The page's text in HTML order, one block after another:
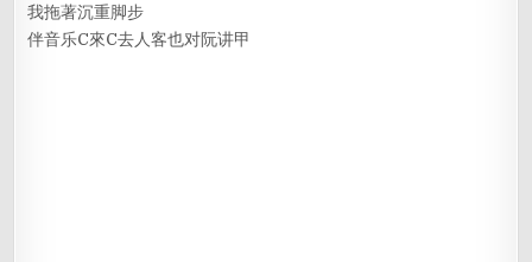
我拖著沉重脚步
伴音乐C來C去人客也对阮讲甲